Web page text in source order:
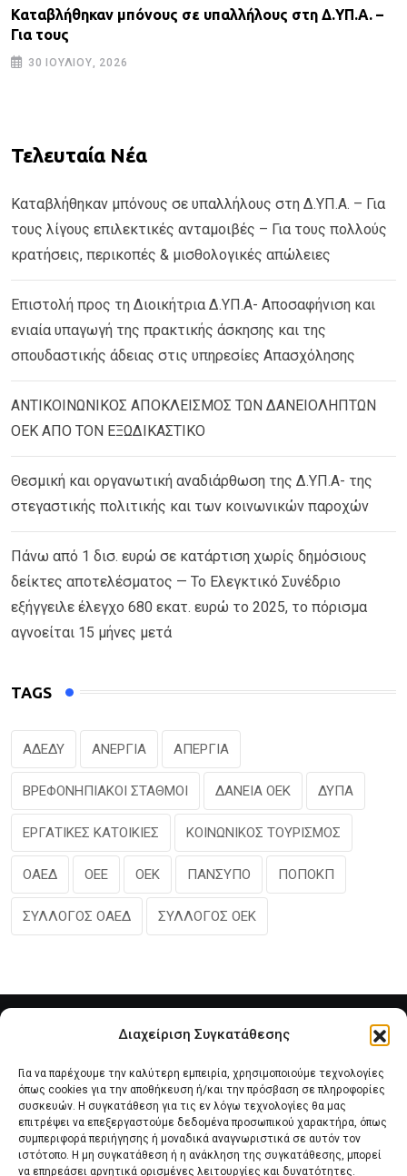
Διαχείριση Συγκατάθεσης
Για να παρέχουμε την καλύτερη εμπειρία, χρησιμοποιούμε τεχνολογίες
όπως cookies για την αποθήκευση ή/και την πρόσβαση σε πληροφορίες
συσκευών. Η συγκατάθεση για τις εν λόγω τεχνολογίες θα μας
επιτρέψει να επεξεργαστούμε δεδομένα προσωπικού χαρακτήρα, όπως
συμπεριφορά περιήγησης ή μοναδικά αναγνωριστικά σε αυτόν τον
ιστότοπο. Η μη συγκατάθεση ή η ανάκληση της συγκατάθεσης, μπορεί
να επηρεάσει αρνητικά ορισμένες λειτουργίες και δυνατότητες.
Καταβλήθηκαν μπόνους σε υπαλλήλους στη Δ.ΥΠ.Α. –
Για τους
30 ΙΟΥΛΊΟΥ, 2026
Τελευταία Νέα
Καταβλήθηκαν μπόνους σε υπαλλήλους στη Δ.ΥΠ.Α. – Για
τους λίγους επιλεκτικές ανταμοιβές – Για τους πολλούς
κρατήσεις, περικοπές & μισθολογικές απώλειες
Επιστολή προς τη Διοικήτρια Δ.ΥΠ.Α- Αποσαφήνιση και
ενιαία υπαγωγή της πρακτικής άσκησης και της
σπουδαστικής άδειας στις υπηρεσίες Απασχόλησης
ΑΝΤΙΚΟΙΝΩΝΙΚΟΣ ΑΠΟΚΛΕΙΣΜΟΣ ΤΩΝ ΔΑΝΕΙΟΛΗΠΤΩΝ
ΟΕΚ ΑΠΟ ΤΟΝ ΕΞΩΔΙΚΑΣΤΙΚΟ
Θεσμική και οργανωτική αναδιάρθωση της Δ.ΥΠ.Α- της
στεγαστικής πολιτικής και των κοινωνικών παροχών
Πάνω από 1 δισ. ευρώ σε κατάρτιση χωρίς δημόσιους
δείκτες αποτελέσματος — Το Ελεγκτικό Συνέδριο
εξήγγειλε έλεγχο 680 εκατ. ευρώ το 2025, το πόρισμα
αγνοείται 15 μήνες μετά
TAGS
ΑΔΕΔΥ ΑΝΕΡΓΙΑ ΑΠΕΡΓΙΑ
ΒΡΕΦΟΝΗΠΙΑΚΟΙ ΣΤΑΘΜΟΙ ΔΑΝΕΙΑ ΟΕΚ ΔΥΠΑ
ΕΡΓΑΤΙΚΕΣ ΚΑΤΟΙΚΙΕΣ ΚΟΙΝΩΝΙΚΟΣ ΤΟΥΡΙΣΜΟΣ
ΟΑΕΔ ΟΕΕ ΟΕΚ ΠΑΝΣΥΠΟ ΠΟΠΟΚΠ
ΣΥΛΛΟΓΟΣ ΟΑΕΔ ΣΥΛΛΟΓΟΣ ΟΕΚ
Αρχική Νέα του Συλλόγου Θέματα e-Magazino